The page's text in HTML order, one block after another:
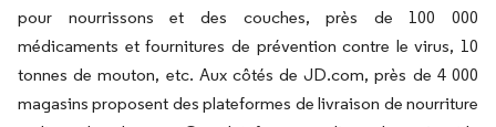
pour nourrissons et des couches, près de 100 000
médicaments et fournitures de prévention contre le virus, 10
tonnes de mouton, etc. Aux côtés de JD.com, près de 4 000
magasins proposent des plateformes de livraison de nourriture